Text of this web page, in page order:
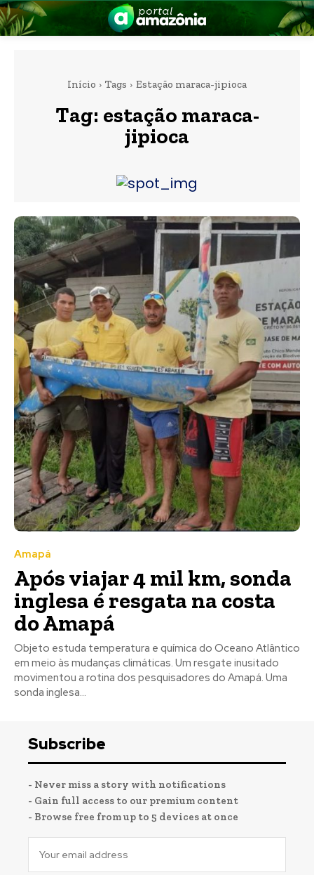
Amazônia
Início Tags Estação maraca-jipioca
Tag: estação maraca-
jipioca
Amapá
Após viajar 4 mil km, sonda
inglesa é resgata na costa
do Amapá
Objeto estuda temperatura e química do Oceano Atlântico
em meio às mudanças climáticas. Um resgate inusitado
movimentou a rotina dos pesquisadores do Amapá. Uma
sonda inglesa...
Subscribe
- Never miss a story with notifications
- Gain full access to our premium content
- Browse free from up to 5 devices at once